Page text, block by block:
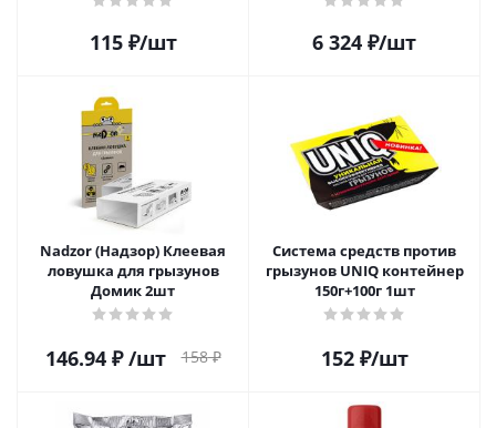
115₽/шт 6 324 ₽/шт
Nadzor (Надзор) Клеевая
ловушка для грызунов
Домик 2шт
146.94₽ /шт 158₽
Система средств против
грызунов UNIQ контейнер
150г+100г 1шт
152₽/шт